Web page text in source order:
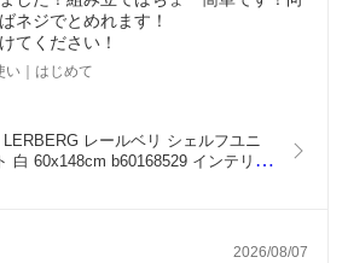
ネジでとめれます！
てください！
い｜はじめて
LERBERG レールベリ シェルフユニ
白 60x148cm b60168529 インテリア
2026/08/07